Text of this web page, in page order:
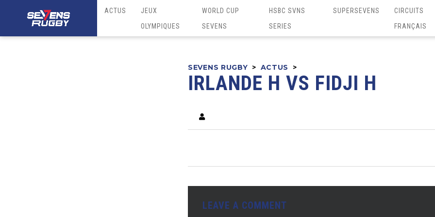
ACTUS
JEUX
OLYMPIQUES
WORLD CUP
SEVENS
HSBC SVNS
SERIES
SUPERSEVENS
CIRCUITS
FRANÇAIS
SEVENS RUGBY > ACTUS >
IRLANDE H VS FIDJI H
LEAVE A COMMENT